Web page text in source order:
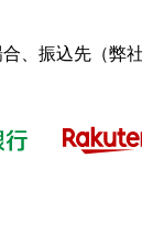
、振込先（弊